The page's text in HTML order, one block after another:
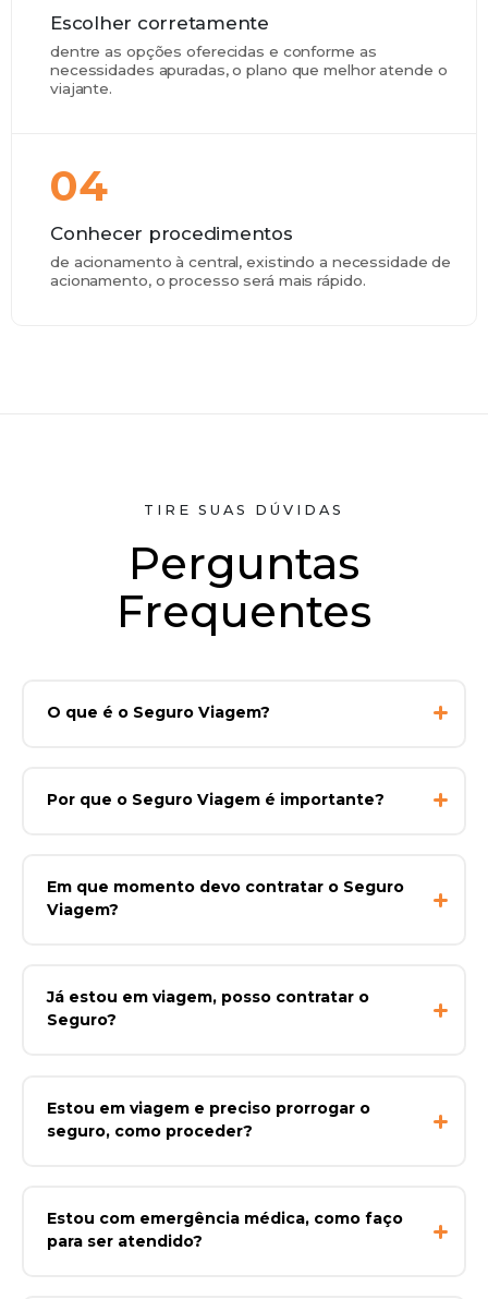
Escolher corretamente
dentre as opções oferecidas e conforme as
necessidades apuradas, o plano que melhor atende o
viajante.
04
Conhecer procedimentos
de acionamento à central, existindo a necessidade de
acionamento, o processo será mais rápido.
TIRE SUAS DÚVIDAS
Perguntas
Frequentes
O que é o Seguro Viagem?
Por que o Seguro Viagem é importante?
Em que momento devo contratar o Seguro
Viagem?
Já estou em viagem, posso contratar o
Seguro?
Estou em viagem e preciso prorrogar o
seguro, como proceder?
Estou com emergência médica, como faço
para ser atendido?